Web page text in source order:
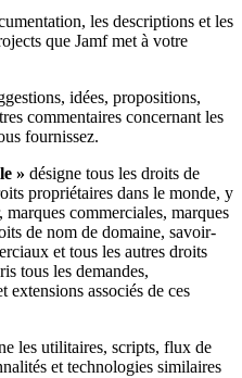
les descriptions et les
que Jamf met à votre
idées, propositions,
commentaires concernant les
fournissez.
» désigne tous les droits de
propriétaires dans le monde, y
commerciales, marques
de nom de domaine, savoir-
et tous les autres droits
tous les demandes,
extensions associés de ces
les utilitaires, scripts, flux de
et technologies similaires